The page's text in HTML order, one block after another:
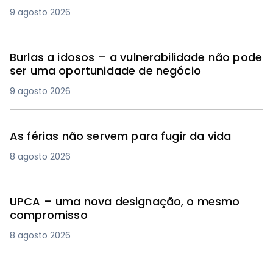
9 agosto 2026
Burlas a idosos – a vulnerabilidade não pode
ser uma oportunidade de negócio
9 agosto 2026
As férias não servem para fugir da vida
8 agosto 2026
UPCA – uma nova designação, o mesmo
compromisso
8 agosto 2026